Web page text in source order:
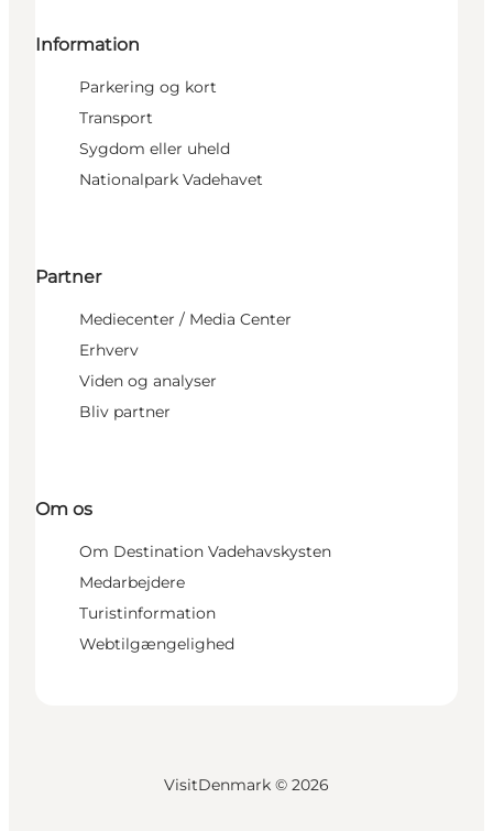
Information
Parkering og kort
Transport
Sygdom eller uheld
Nationalpark Vadehavet
Partner
Mediecenter / Media Center
Erhverv
Viden og analyser
Bliv partner
Om os
Om Destination Vadehavskysten
Medarbejdere
Turistinformation
Webtilgængelighed
VisitDenmark © 2026